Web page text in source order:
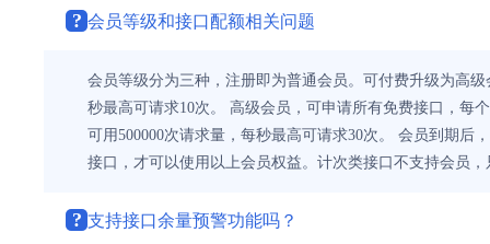
? 会员等级和接口配额相关问题
会员等级分为三种，注册即为普通会员。可付费升级为高
秒最高可请求10次。 高级会员，可申请所有免费接口，每
可用500000次请求量，每秒最高可请求30次。 会员到期
接口，才可以使用以上会员权益。计次类接口不支持会员
? 支持接口余量预警功能吗？